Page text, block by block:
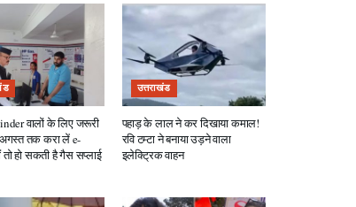
वालों के लिए जरूरी
तक करा लें e-
तो हो सकती है गैस सप्लाई
उत्तराखंड
पहाड़ के लाल ने कर दिखाया कमाल!
रवि टम्टा ने बनाया उड़ने वाला
इलेक्ट्रिक वाहन